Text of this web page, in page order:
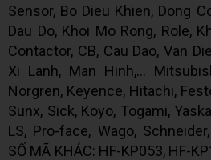
Sensor, Bo Dieu Khien, Dong
Dau Do, Khoi Mo Rong, Role,
Contactor, CB, Cau Dao, Van
Xi Lanh, Man Hinh,...
Norgren, Keyence, Hitachi,
Sunx, Sick, Koyo, Togami,
LS, Pro-face, Wago,
SỐ MÃ KHÁC: HF-KP053, HF-